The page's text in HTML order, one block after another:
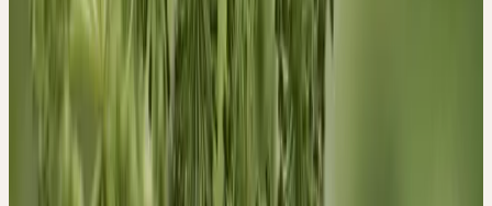
in der Literatur beschriebene Schutzkraft bei Panikattacken oder
anderer Angstzuständen dar. Bereits Paracelsus bezeichnet
Angelica als wirksames Mittel bei Blähungen. Hufeland schätzte
die Wirkung als Anregungsmittel bei Schwächezuständen und
Madaus nennt noch viele weitere traditionelle Indikationen für die
Engelwurz - der Schwerpunkt liegt jedoch klar im Bereich von